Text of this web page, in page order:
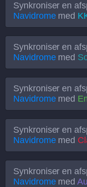
Synkroniser en
Navidromemed
Synkroniser en
Navidromemed
Synkroniser en
Navidromemed
Synkroniser en
Navidromemed
Synkroniser en
Navidromemed